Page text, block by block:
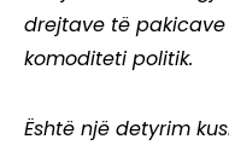
drejtave të
komoditeti politik.
Është një detyrim